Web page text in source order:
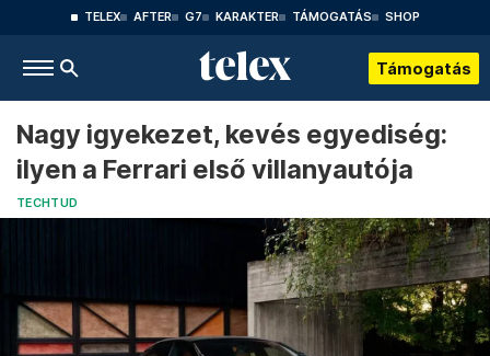
TELEX AFTER G7 KARAKTER TÁMOGATÁS SHOP
Támogatás
Nagy igyekezet, kevés egyediség:
ilyen a Ferrari első villanyautója
TECHTUD